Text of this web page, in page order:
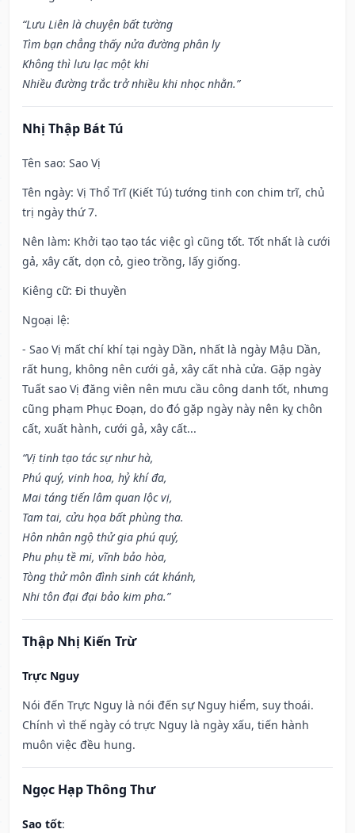
“Lưu Liên là chuyện bất tường
Tìm bạn chẳng thấy nửa đường phân ly
Không thì lưu lạc một khi
Nhiều đường trắc trở nhiều khi nhọc nhằn.”
Nhị Thập Bát Tú
Tên sao: Sao Vị
Tên ngày: Vị Thổ Trĩ (Kiết Tú) tướng tinh con chim trĩ, chủ
trị ngày thứ 7.
Nên làm: Khởi tạo tạo tác việc gì cũng tốt. Tốt nhất là cưới
gả, xây cất, dọn cỏ, gieo trồng, lấy giống.
Kiêng cữ: Đi thuyền
Ngoại lệ:
- Sao Vị mất chí khí tại ngày Dần, nhất là ngày Mậu Dần,
rất hung, không nên cưới gả, xây cất nhà cửa. Gặp ngày
Tuất sao Vị đăng viên nên mưu cầu công danh tốt, nhưng
cũng phạm Phục Đoạn, do đó gặp ngày này nên kỵ chôn
cất, xuất hành, cưới gả, xây cất...
“Vị tinh tạo tác sự như hà,
Phú quý, vinh hoa, hỷ khí đa,
Mai táng tiến lâm quan lộc vị,
Tam tai, cửu họa bất phùng tha.
Hôn nhân ngộ thử gia phú quý,
Phu phụ tề mi, vĩnh bảo hòa,
Tòng thử môn đình sinh cát khánh,
Nhi tôn đại đại bảo kim pha.”
Thập Nhị Kiến Trừ
Trực Nguy
Nói đến Trực Nguy là nói đến sự Nguy hiểm, suy thoái.
Chính vì thế ngày có trực Nguy là ngày xấu, tiến hành
muôn việc đều hung.
Ngọc Hạp Thông Thư
Sao tốt: